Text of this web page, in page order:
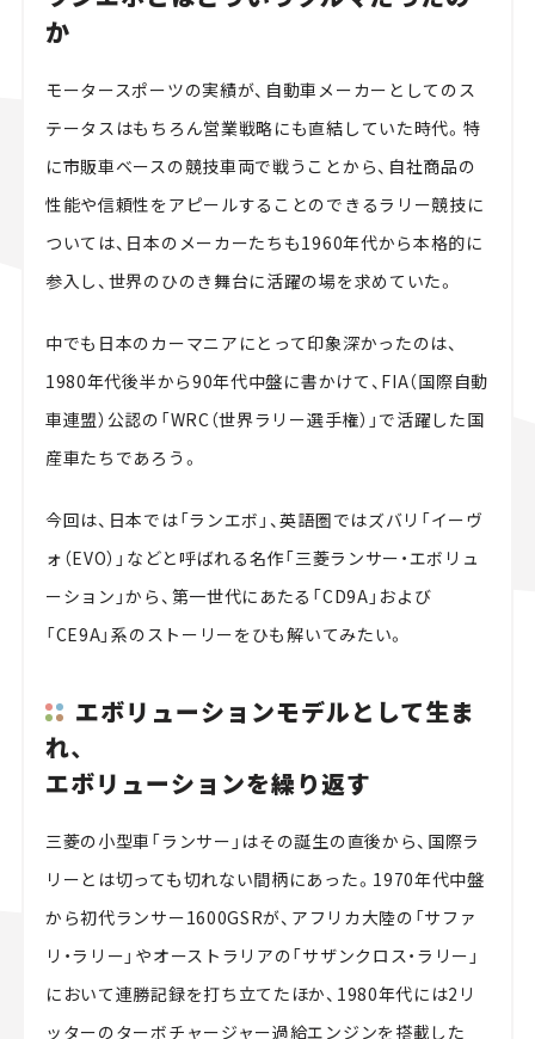
か
モータースポーツの実績が、自動車メーカーとしてのス
テータスはもちろん営業戦略にも直結していた時代。特
に市販車ベースの競技車両で戦うことから、自社商品の
性能や信頼性をアピールすることのできるラリー競技に
ついては、日本のメーカーたちも1960年代から本格的に
参入し、世界のひのき舞台に活躍の場を求めていた。
中でも日本のカーマニアにとって印象深かったのは、
1980年代後半から90年代中盤に書かけて、FIA（国際自動
車連盟）公認の「WRC（世界ラリー選手権）」で活躍した国
産車たちであろう。
今回は、日本では「ランエボ」、英語圏ではズバリ「イーヴ
ォ（EVO）」などと呼ばれる名作「三菱ランサー・エボリュ
ーション」から、第一世代にあたる「CD9A」および
「CE9A」系のストーリーをひも解いてみたい。
エボリューションモデルとして生ま
れ、
エボリューションを繰り返す
三菱の小型車「ランサー」はその誕生の直後から、国際ラ
リーとは切っても切れない間柄にあった。1970年代中盤
から初代ランサー1600GSRが、アフリカ大陸の「サファ
リ・ラリー」やオーストラリアの「サザンクロス・ラリー」
において連勝記録を打ち立てたほか、1980年代には2リ
ッターのターボチャージャー過給エンジンを搭載した